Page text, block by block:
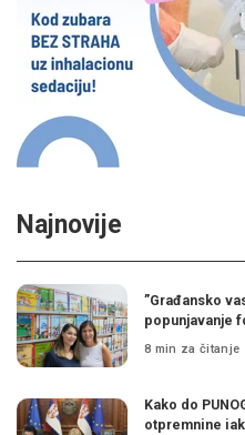
Najnovije
”Građansko
popunjavanje
8 min za čitanje
Kako do
otpremnine